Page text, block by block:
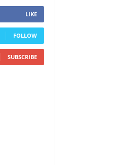
LIKE
FOLLOW
SUBSCRIBE